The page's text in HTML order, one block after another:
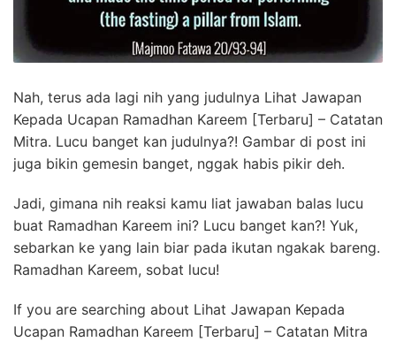
Nah, terus ada lagi nih yang judulnya Lihat Jawapan
Kepada Ucapan Ramadhan Kareem [Terbaru] – Catatan
Mitra. Lucu banget kan judulnya?! Gambar di post ini
juga bikin gemesin banget, nggak habis pikir deh.
Jadi, gimana nih reaksi kamu liat jawaban balas lucu
buat Ramadhan Kareem ini? Lucu banget kan?! Yuk,
sebarkan ke yang lain biar pada ikutan ngakak bareng.
Ramadhan Kareem, sobat lucu!
If you are searching about Lihat Jawapan Kepada
Ucapan Ramadhan Kareem [Terbaru] – Catatan Mitra